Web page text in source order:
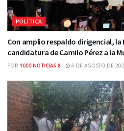
POLÍTICA
Con amplio respaldo dirigencial, la
candidatura de Camilo Pérez a la
POR 1000 NOTICIAS 8 6 DE AGOSTO DE